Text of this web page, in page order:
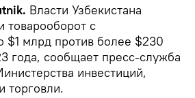
Власти Узбекистана
товарооборот с
млрд против более $230
года, сообщает пресс-служба
инвестиций,
торговли.